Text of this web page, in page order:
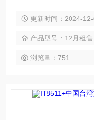
W500 相符。租售多台罗
更新时间：2024-12-
产品型号：12月租售
浏览量：751